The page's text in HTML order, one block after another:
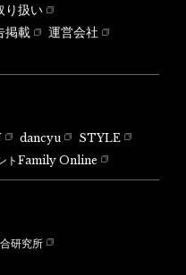
り扱い
掲載
運営会社
dancyu
STYLE
トFamily Online
研究所